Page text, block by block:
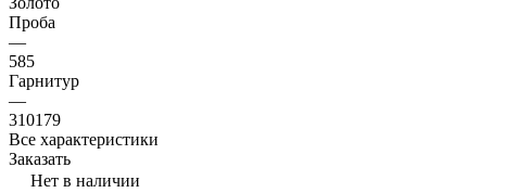
Проба
—
585
Гарнитур
—
310179
Все характеристики
Заказать
Нет в наличии